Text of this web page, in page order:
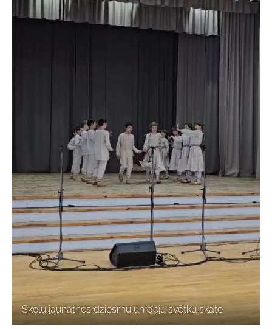
Skolu jaunatnes dziesmu un deju svētku skate